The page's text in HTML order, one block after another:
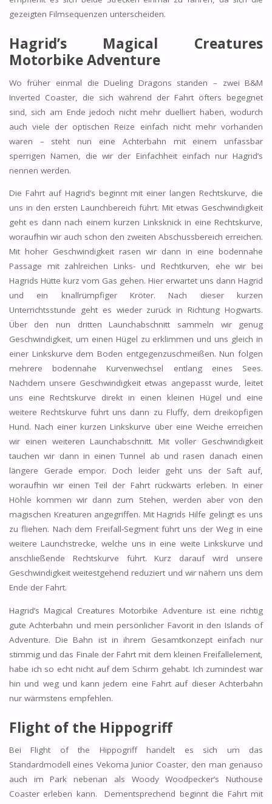
gezeigten Filmsequenzen unterscheiden.
Hagrid’s Magical Creatures
Motorbike Adventure
Wo früher einmal die Dueling Dragons standen – zwei B&M
Inverted Coaster, die sich während der Fahrt öfters begegnet
sind, sich am Ende jedoch nicht mehr duelliert haben, wodurch
auch viele der optischen Reize einfach nicht mehr vorhanden
waren – steht nun eine Achterbahn mit einem unfassbar
sperrigen Namen, die wir der Einfachheit einfach nur Hagrid’s
nennen werden.
Die Fahrt auf Hagrid’s beginnt mit einer langen Rechtskurve, die
uns in den ersten Launchbereich führt. Mit etwas Geschwindigkeit
geht es dann nach einem kurzen Linksknick in eine Rechtskurve,
woraufhin wir auch schon den zweiten Abschussbereich erreichen.
Mit hoher Geschwindigkeit rasen wir dann in eine bodennahe
Passage mit zahlreichen Links- und Rechtkurven, ehe wir bei
Hagrids Hütte kurz vom Gas gehen. Hier erwartet uns dann Hagrid
und ein knallrümpfiger Kröter. Nach dieser kurzen
Unterrichtsstunde geht es wieder zurück in Richtung Hogwarts.
Über den nun dritten Launchabschnitt sammeln wir genug
Geschwindigkeit, um einen Hügel zu erklimmen und uns gleich in
einer Linkskurve dem Boden entgegenzuschmeißen. Nun folgen
mehrere bodennahe Kurvenwechsel entlang eines Sees.
Nachdem unsere Geschwindigkeit etwas angepasst wurde, leitet
uns eine Rechtskurve direkt in einen kleinen Hügel und eine
weitere Rechtskurve führt uns dann zu Fluffy, dem dreiköpfigen
Hund. Nach einer kurzen Linkskurve über eine Weiche erreichen
wir einen weiteren Launchabschnitt. Mit voller Geschwindigkeit
tauchen wir dann in einen Tunnel ab und rasen danach einen
längere Gerade empor. Doch leider geht uns der Saft auf,
woraufhin wir einen Teil der Fahrt rückwärts erleben. In einer
Höhle kommen wir dann zum Stehen, werden aber von den
magischen Kreaturen angegriffen. Mit Hagrids Hilfe gelingt es uns
zu fliehen. Nach dem Freifall-Segment führt uns der Weg in eine
weitere Launchstrecke, welche uns in eine weite Linkskurve und
anschließende Rechtskurve führt. Kurz darauf wird unsere
Geschwindigkeit weitestgehend reduziert und wir nähern uns dem
Ende der Fahrt.
Hagrid’s Magical Creatures Motorbike Adventure ist eine richtig
gute Achterbahn und mein persönlicher Favorit in den Islands of
Adventure. Die Bahn ist in ihrem Gesamtkonzept einfach nur
stimmig und das Finale der Fahrt mit dem kleinen Freifallelement,
habe ich so echt nicht auf dem Schirm gehabt. Ich zumindest war
hin und weg und kann jedem eine Fahrt auf dieser Achterbahn
nur wärmstens empfehlen.
Flight of the Hippogriff
Bei Flight of the Hippogriff handelt es sich um das
Standardmodell eines Vekoma Junior Coaster, den man genauso
auch im Park nebenan als Woody Woodpecker’s Nuthouse
Coaster erleben kann. Dementsprechend beginnt die Fahrt mit